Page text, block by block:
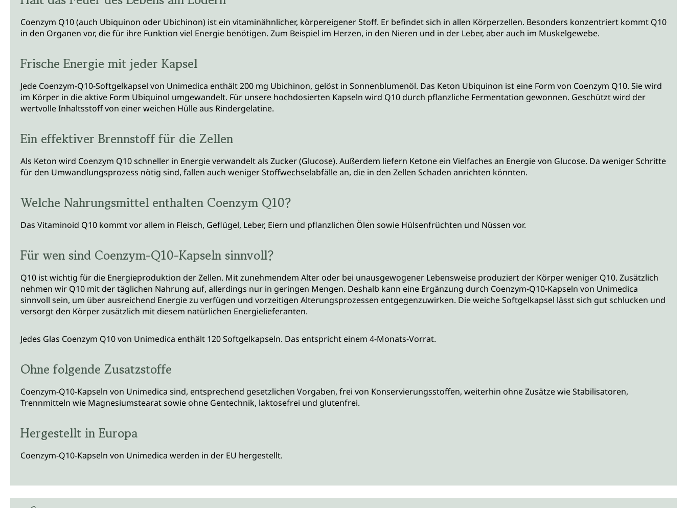
Coenzym Q10 (auch Ubiquinon oder Ubichinon) ist ein vitaminähnlicher, körpereigener Stoff. Er befindet sich in allen Körperzellen. Besonders konzentriert kommt Q10
in den Organen vor, die für ihre Funktion viel Energie benötigen. Zum Beispiel im Herzen, in den Nieren und in der Leber, aber auch im Muskelgewebe.
Frische Energie mit jeder Kapsel
Jede Coenzym-Q10-Softgelkapsel von Unimedica enthält 200 mg Ubichinon, gelöst in Sonnenblumenöl. Das Keton Ubiquinon ist eine Form von Coenzym Q10. Sie wird
im Körper in die aktive Form Ubiquinol umgewandelt. Für unsere hochdosierten Kapseln wird Q10 durch pflanzliche Fermentation gewonnen. Geschützt wird der
wertvolle Inhaltsstoff von einer weichen Hülle aus Rindergelatine.
Ein effektiver Brennstoff für die Zellen
Als Keton wird Coenzym Q10 schneller in Energie verwandelt als Zucker (Glucose). Außerdem liefern Ketone ein Vielfaches an Energie von Glucose. Da weniger Schritte
für den Umwandlungsprozess nötig sind, fallen auch weniger Stoffwechselabfälle an, die in den Zellen Schaden anrichten könnten.
Welche Nahrungsmittel enthalten Coenzym Q10?
Das Vitaminoid Q10 kommt vor allem in Fleisch, Geflügel, Leber, Eiern und pflanzlichen Ölen sowie Hülsenfrüchten und Nüssen vor.
Für wen sind Coenzym-Q10-Kapseln sinnvoll?
Q10 ist wichtig für die Energieproduktion der Zellen. Mit zunehmendem Alter oder bei unausgewogener Lebensweise produziert der Körper weniger Q10. Zusätzlich
nehmen wir Q10 mit der täglichen Nahrung auf, allerdings nur in geringen Mengen. Deshalb kann eine Ergänzung durch Coenzym-Q10-Kapseln von Unimedica
sinnvoll sein, um über ausreichend Energie zu verfügen und vorzeitigen Alterungsprozessen entgegenzuwirken. Die weiche Softgelkapsel lässt sich gut schlucken und
versorgt den Körper zusätzlich mit diesem natürlichen Energielieferanten.
Jedes Glas Coenzym Q10 von Unimedica enthält 120 Softgelkapseln. Das entspricht einem 4-Monats-Vorrat.
Ohne folgende Zusatzstoffe
Coenzym-Q10-Kapseln von Unimedica sind, entsprechend gesetzlichen Vorgaben, frei von Konservierungsstoffen, weiterhin ohne Zusätze wie Stabilisatoren,
Trennmitteln wie Magnesiumstearat sowie ohne Gentechnik, laktosefrei und glutenfrei.
Hergestellt in Europa
Coenzym-Q10-Kapseln von Unimedica werden in der EU hergestellt.